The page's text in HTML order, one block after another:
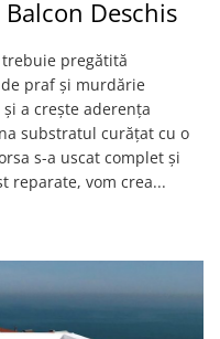
Deschis
pregătită
praf și murdărie
a crește aderența
substratul curățat cu o
s-a uscat complet și
reparate, vom crea...